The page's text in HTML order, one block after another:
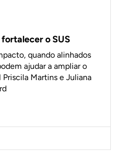
o SUS
quando alinhados
ajudar a ampliar o
Priscila Martins e Juliana